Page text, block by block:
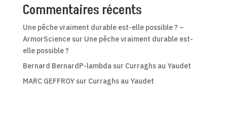
Commentaires récents
Une pêche vraiment durable est-elle possible ? –
ArmorSciencesur Une pêche vraiment durable est-
elle possible ?
Bernard BernardP-lambdasur Curraghs au Yaudet
MARC GEFFROYsur Curraghs au Yaudet